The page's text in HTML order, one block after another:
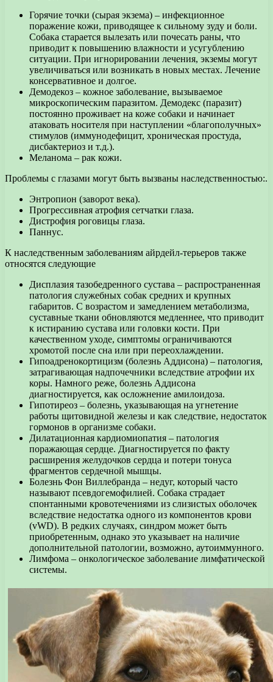
Горячие точки (сырая экзема) – инфекционное
поражение кожи, приводящее к сильному зуду и боли.
Собака старается вылезать или почесать раны, что
приводит к повышению влажности и усугублению
ситуации. При игнорировании лечения, экземы могут
увеличиваться или возникать в новых местах. Лечение
консервативное и долгое.
Демодекоз – кожное заболевание, вызываемое
микроскопическим паразитом. Демодекс (паразит)
постоянно проживает на коже собаки и начинает
атаковать носителя при наступлении «благополучных»
стимулов (иммунодефицит, хроническая простуда,
дисбактериоз и т.д.).
Меланома – рак кожи.
Проблемы с глазами могут быть вызваны наследственностью:.
Энтропион (заворот века).
Прогрессивная атрофия сетчатки глаза.
Дистрофия роговицы глаза.
Паннус.
К наследственным заболеваниям айрдейл-терьеров также
относятся следующие
Дисплазия тазобедренного сустава – распространенная
патология служебных собак средних и крупных
габаритов. С возрастом и замедлением метаболизма,
суставные ткани обновляются медленнее, что приводит
к истиранию сустава или головки кости. При
качественном уходе, симптомы ограничиваются
хромотой после сна или при переохлаждении.
Гипоадренокортицизм (болезнь Аддисона) – патология,
затрагивающая надпочечники вследствие атрофии их
коры. Намного реже, болезнь Аддисона
диагностируется, как осложнение амилоидоза.
Гипотиреоз – болезнь, указывающая на угнетение
работы щитовидной железы и как следствие, недостаток
гормонов в организме собаки.
Дилатационная кардиомиопатия – патология
поражающая сердце. Диагностируется по факту
расширения желудочков сердца и потери тонуса
фрагментов сердечной мышцы.
Болезнь Фон Виллебранда – недуг, который часто
называют псевдогемофилией. Собака страдает
спонтанными кровотечениями из слизистых оболочек
вследствие недостатка одного из компонентов крови
(vWD). В редких случаях, синдром может быть
приобретенным, однако это указывает на наличие
дополнительной патологии, возможно, аутоиммунного.
Лимфома – онкологическое заболевание лимфатической
системы.